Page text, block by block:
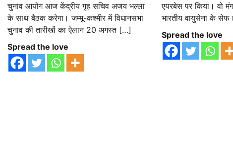
चुनाव आयोग आज केंद्रीय गृह सचिव अजय भल्ला
के साथ बैठक करेगा। जम्मू-कश्मीर में विधानसभा
चुनाव की तारीखों का ऐलान 20 अगस्त […]
Spread the love
एयरबेस पर किया। वो
भारतीय वायुसेना के
Spread the love